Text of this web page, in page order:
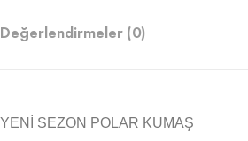
Değerlendirmeler (0)
YENİ SEZON POLAR KUMAŞ